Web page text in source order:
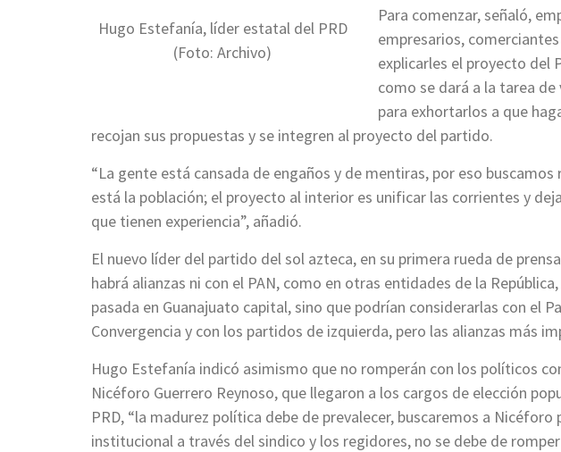
Hugo Estefanía, líder estatal del PRD
(Foto: Archivo)
Para comenzar, señaló,
empresarios,
explicarles el proyecto del
como se dará a la tarea
para exhortarlos a que
recojan sus propuestas y se integren al proyecto del partido.
“La gente está cansada de engaños y de mentiras, por eso
está la población; el proyecto al interior es unificar las corrientes y
que tienen experiencia”, añadió.
El nuevo líder del partido del sol azteca, en su primera rueda de
habrá alianzas ni con el PAN, como en otras entidades de la
pasada en Guanajuato capital, sino que podrían considerarlas con el
Convergencia y con los partidos de izquierda, pero las alianzas más
Hugo Estefanía indicó asimismo que no romperán con los políticos
Nicéforo Guerrero Reynoso, que llegaron a los cargos de elección
PRD, “la madurez política debe de prevalecer, buscaremos a
institucional a través del sindico y los regidores, no se debe de